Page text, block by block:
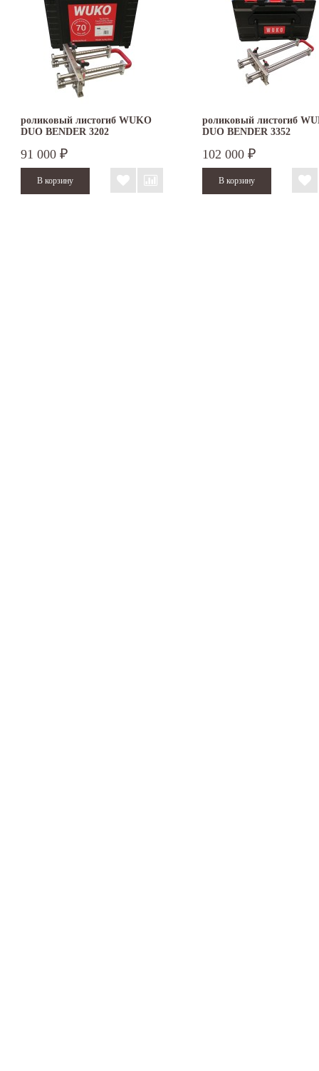
роликовый листогиб WUKO
DUO BENDER 3202
91 000 ₽
роликовый листогиб
DUO BENDER 3352
102 000 ₽